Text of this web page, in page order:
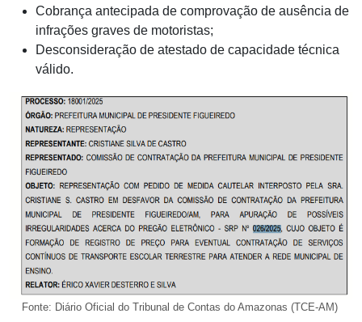
Cobrança antecipada de comprovação de ausência de
infrações graves de motoristas;
Desconsideração de atestado de capacidade técnica
válido.
Fonte: Diário Oficial do Tribunal de Contas do Amazonas (TCE-AM)